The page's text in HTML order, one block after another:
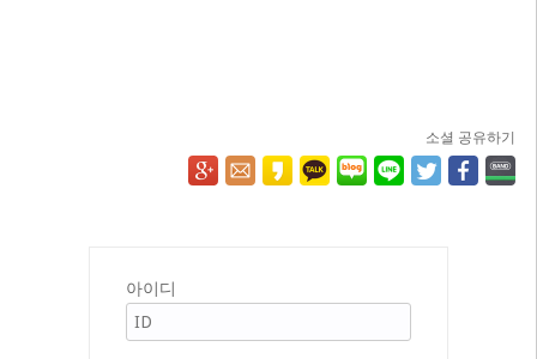
소셜 공유하기
아이디